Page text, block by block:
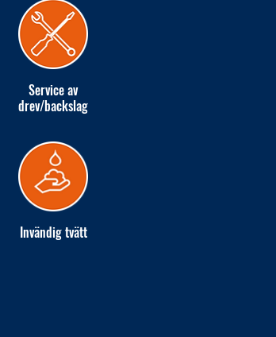
Service av
drev/backslag
Invändig tvätt